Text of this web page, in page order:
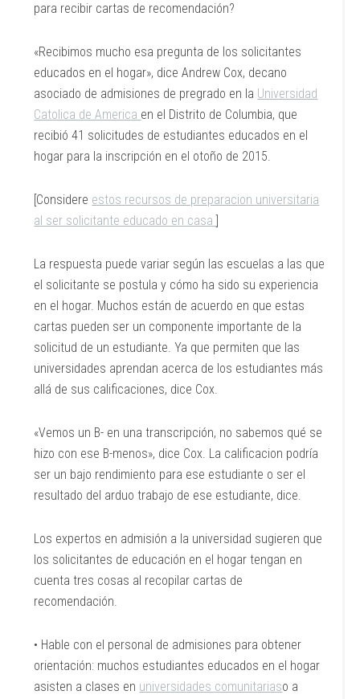
para recibir cartas de recomendación?
«Recibimos mucho esa pregunta de los solicitantes
educados en el hogar», dice Andrew Cox, decano
asociado de admisiones de pregrado en la Universidad
Catolica de America en el Distrito de Columbia, que
recibió 41 solicitudes de estudiantes educados en el
hogar para la inscripción en el otoño de 2015.
[Considere estos recursos de preparacion universitaria
al ser solicitante educado en casa]
La respuesta puede variar según las escuelas a las que
el solicitante se postula y cómo ha sido su experiencia
en el hogar. Muchos están de acuerdo en que estas
cartas pueden ser un componente importante de la
solicitud de un estudiante. Ya que permiten que las
universidades aprendan acerca de los estudiantes más
allá de sus calificaciones, dice Cox.
«Vemos un B- en una transcripción, no sabemos qué se
hizo con ese B-menos», dice Cox. La calificacion podría
ser un bajo rendimiento para ese estudiante o ser el
resultado del arduo trabajo de ese estudiante, dice.
Los expertos en admisión a la universidad sugieren que
los solicitantes de educación en el hogar tengan en
cuenta tres cosas al recopilar cartas de
recomendación.
• Hable con el personal de admisiones para obtener
orientación: muchos estudiantes educados en el hogar
asisten a clases en universidades comunitariaso a